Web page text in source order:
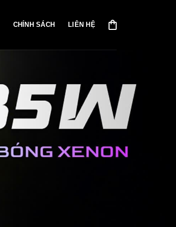
CHÍNH SÁCH LIÊN HỆ